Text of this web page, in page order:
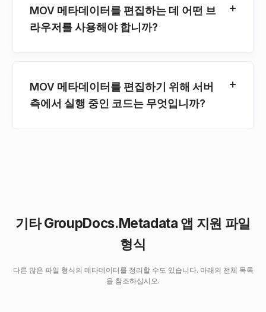
MOV 메타데이터를 편집하는 데 어떤 브
라우저를 사용해야 합니까?
MOV 메타데이터를 편집하기 위해 서버
측에서 실행 중인 코드는 무엇입니까?
기타 GroupDocs.Metadata 앱 지원 파일
형식
다른 많은 파일 형식의 메타데이터를 정리할 수도 있습니다. 아래의 전체 목록
을 참조하십시오.